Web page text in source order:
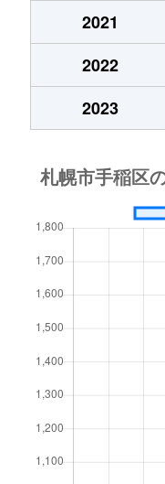
前田５条
2021
2022
2023